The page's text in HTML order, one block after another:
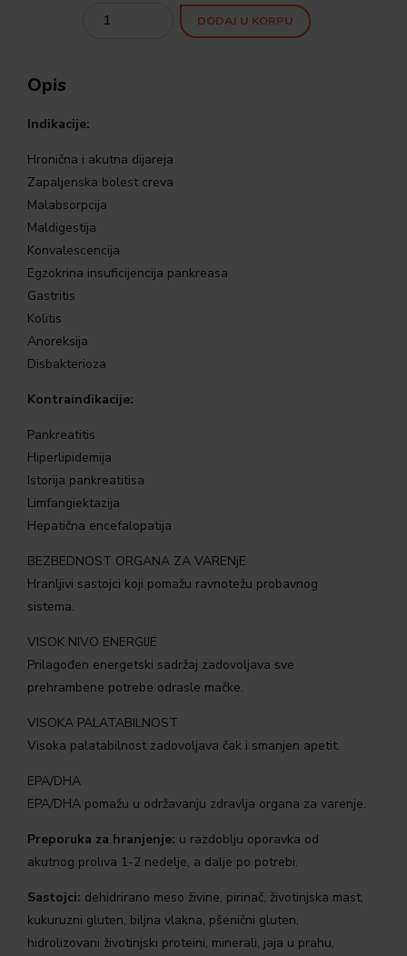
Quantity
DODAJ U KORPU
Opis
Indikacije:
Hronična i akutna dijareja
Zapaljenska bolest creva
Malabsorpcija
Maldigestija
Konvalescencija
Egzokrina insuficijencija pankreasa
Gastritis
Kolitis
Anoreksija
Disbakterioza
Kontraindikacije:
Pankreatitis
Hiperlipidemija
Istorija pankreatitisa
Limfangiektazija
Hepatična encefalopatija
BEZBEDNOST ORGANA ZA VARENjE
Hranljivi sastojci koji pomažu ravnotežu probavnog
sistema.
VISOK NIVO ENERGIJE
Prilagođen energetski sadržaj zadovoljava sve
prehrambene potrebe odrasle mačke.
VISOKA PALATABILNOST
Visoka palatabilnost zadovoljava čak i smanjen apetit.
EPA/DHA
EPA/DHA pomažu u održavanju zdravlja organa za varenje.
Preporuka za hranjenje: u razdoblju oporavka od
akutnog proliva 1-2 nedelje, a dalje po potrebi.
Sastojci: dehidrirano meso živine, pirinač, životinjska mast,
kukuruzni gluten, biljna vlakna, pšenični gluten,
hidrolizovani životinjski proteini, minerali, jaja u prahu,